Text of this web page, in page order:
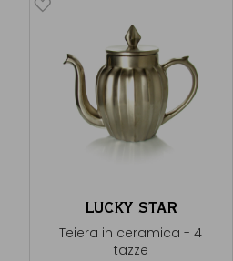
LUCKY STAR
Teiera in ceramica - 4
tazze